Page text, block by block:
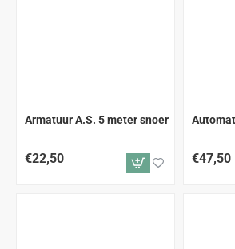
Armatuur A.S. 5 meter snoer
€22,50 €47,50